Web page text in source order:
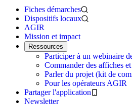
Fiches démarches
Dispositifs locaux
AGIR
Mission et impact
Ressources
Participer à un webinaire
Commander des affiches
Parler du projet (kit de
Pour les opérateurs AGIR
Partager l'application
Newsletter